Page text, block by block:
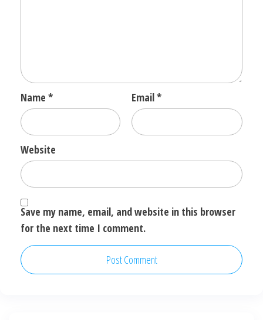
Name * Email*
Website
Save my name, email, and website in this browser
for the next time I comment.